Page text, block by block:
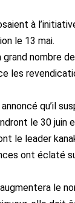
à
le 13 mai.
nombre
les
qu’il
le 30 juin
le leader
ont éclaté
le